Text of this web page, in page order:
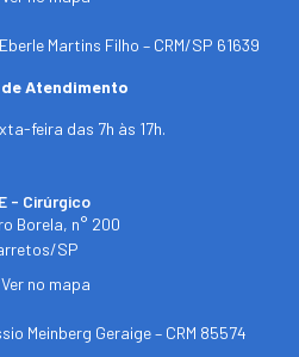
Martins Filho – CRM/SP 61639
Atendimento
feira das 7h às 17h.
- Cirúrgico
Borela, n° 200
SP
Ver no mapa
Meinberg Geraige – CRM 85574